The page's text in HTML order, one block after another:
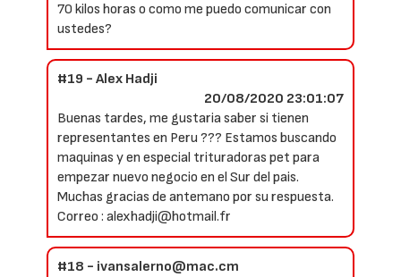
70 kilos horas o como me puedo comunicar con
ustedes?
#19 - Alex Hadji
20/08/2020 23:01:07
Buenas tardes, me gustaria saber si tienen
representantes en Peru ??? Estamos buscando
maquinas y en especial trituradoras pet para
empezar nuevo negocio en el Sur del pais.
Muchas gracias de antemano por su respuesta.
Correo : alexhadji@hotmail.fr
#18 - ivansalerno@mac.cm